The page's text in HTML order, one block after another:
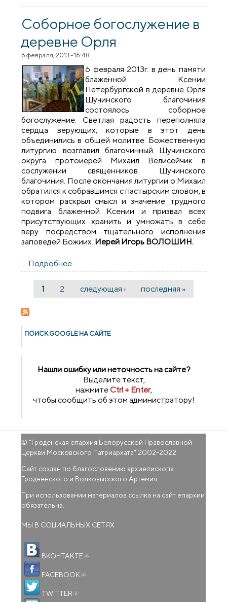
Соборное богослужение в
деревне Орля
6 февраля, 2013 - 16:48
6 февраля 2013г. в день памяти
блаженной Ксении
Петербургской в деревне Орля
Щучинского благочиния
состоялось соборное
богослужение. Светлая радость переполняла
сердца верующих, которые в этот день
объединились в общей молитве. Божественную
литургию возглавил благочинный Щучинского
округа протоиерей Михаил Велисейчик в
сослужении священников Щучинского
благочиния. После окончания литургии о.Михаил
обратился к собравшимся с пастырским словом, в
котором раскрыл смысл и значение трудного
подвига блаженной Ксении и призвал всех
присутствующих хранить и умножать в себе
веру посредством тщательного исполнения
заповедей Божиих. Иерей Игорь ВОЛОШИН.
Подробнее
Орля
Страницы
1 2 следующая › последняя »
ПОИСК GOОGLE НА САЙТЕ
Нашли ошибку или неточность на сайте?
Выделите текст,
нажмитеCtrl + Enter,
чтобы сообщить об этом администратору!
© "Гроденская епархия Белорусской Православной
Церкви Московского Патриархата" 2002-2022
Сайт создан по благословению архиепископа
Гродненского и Волковысского Артемия.
При использовании материалов ссылка на сайт епархии
обязательна.
МЫ В СОЦИАЛЬНЫХ СЕТЯХ
ВКОНТАКТЕ
FACEBOOK
TWITTER